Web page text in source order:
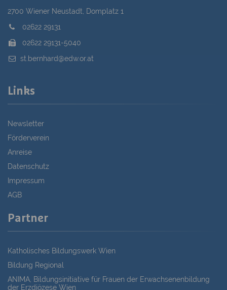
2700 Wiener Neustadt, Domplatz 1
02622 29131
02622 29131-5040
st.bernhard@edw.or.at
Links
Newsletter
Förderverein
Anreise
Datenschutz
Impressum
AGB
Partner
Katholisches Bildungswerk Wien
Bildung Regional
ANIMA, Bildungsinitiative für Frauen der Erwachsenenbildung
der Erzdiözese Wien